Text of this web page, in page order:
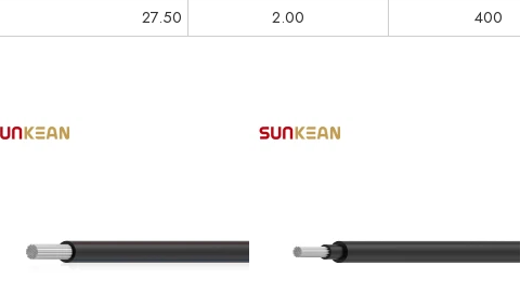
400
2.00
27.50